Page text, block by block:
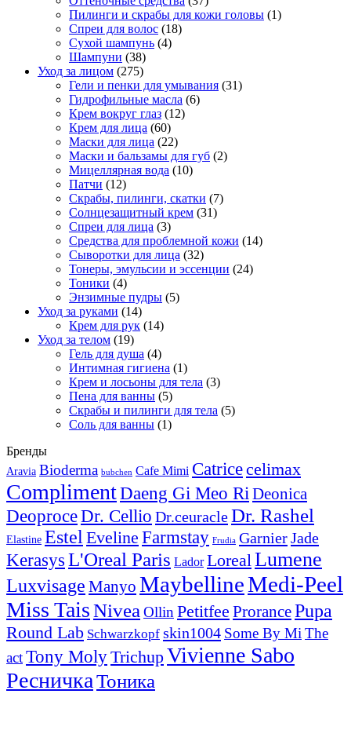
Пилинги и скрабы для кожи головы (1)
Спреи для волос (18)
Сухой шампунь (4)
Шампуни (38)
Уход за лицом (275)
Гели и пенки для умывания (31)
Гидрофильные масла (6)
Крем вокруг глаз (12)
Крем для лица (60)
Маски для лица (22)
Маски и бальзамы для губ (2)
Мицеллярная вода (10)
Патчи (12)
Скрабы, пилинги, скатки (7)
Солнцезащитный крем (31)
Спреи для лица (3)
Средства для проблемной кожи (14)
Сыворотки для лица (32)
Тонеры, эмульсии и эссенции (24)
Тоники (4)
Энзимные пудры (5)
Уход за руками (14)
Крем для рук (14)
Уход за телом (19)
Гель для душа (4)
Интимная гигиена (1)
Крем и лосьоны для тела (3)
Пена для ванны (5)
Скрабы и пилинги для тела (5)
Соль для ванны (1)
Бренды
Aravia Bioderma bubchen Cafe Mimi Catricecelimax
ComplimentDaeng Gi Meo RiDeonica
DeoproceDr. Cellio Dr.ceuracleDr. Rashel
Elastine EstelEveline Farmstay Frudia GarnierJade
Kerasys L'Oreal Paris Lador LorealLumene
Luxvisage Manyo MaybellineMedi-Peel
Miss TaisNivea OllinPetitfee ProrancePupa
Round Lab Schwarzkopf skin1004 Some By MiThe
actTony MolyTrichupVivienne Sabo
РесничкаТоника